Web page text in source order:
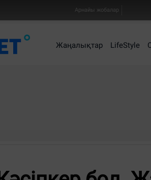
Арнайы жобалар
Жаңалықтар LifeStyle